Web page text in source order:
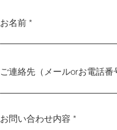
お名前
ご連絡先（メールorお電話番
お問い合わせ内容